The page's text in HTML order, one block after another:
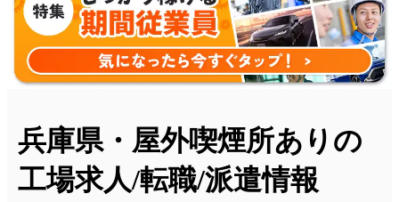
兵庫県・屋外喫煙所ありの
工場求人/転職/派遣情報